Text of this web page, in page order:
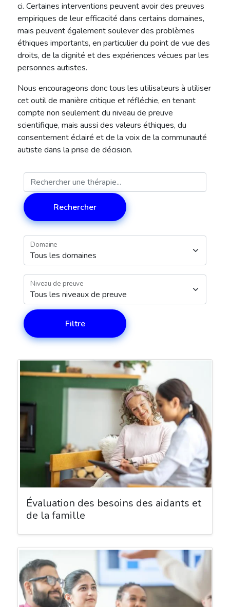
ci. Certaines interventions peuvent avoir des preuves
empiriques de leur efficacité dans certains domaines,
mais peuvent également soulever des problèmes
éthiques importants, en particulier du point de vue des
droits, de la dignité et des expériences vécues par les
personnes autistes.
Nous encourageons donc tous les utilisateurs à utiliser
cet outil de manière critique et réfléchie, en tenant
compte non seulement du niveau de preuve
scientifique, mais aussi des valeurs éthiques, du
consentement éclairé et de la voix de la communauté
autiste dans la prise de décision.
Rechercher
Domaine
Niveau de preuve
Filtre
Évaluation des besoins des aidants et
de la famille